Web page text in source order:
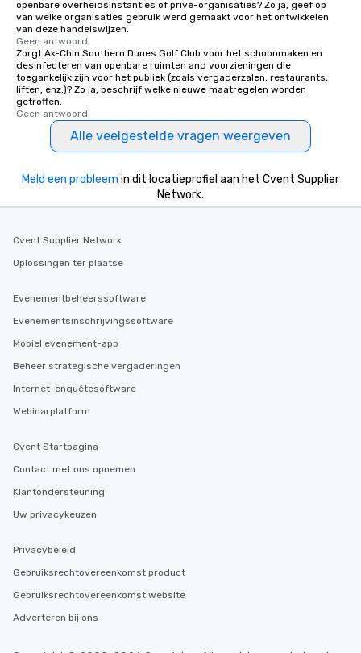
openbare overheidsinstanties of privé-organisaties? Zo ja, geef op
van welke organisaties gebruik werd gemaakt voor het ontwikkelen
van deze handelswijzen.
Geen antwoord.
Zorgt Ak-Chin Southern Dunes Golf Club voor het schoonmaken en
desinfecteren van openbare ruimten and voorzieningen die
toegankelijk zijn voor het publiek (zoals vergaderzalen, restaurants,
liften, enz.)? Zo ja, beschrijf welke nieuwe maatregelen worden
getroffen.
Geen antwoord.
Alle veelgestelde vragen weergeven
Meld een probleem in dit locatieprofiel aan het Cvent Supplier
Network.
Cvent Supplier Network
Oplossingen ter plaatse
Evenementbeheerssoftware
Evenementsinschrijvingssoftware
Mobiel evenement-app
Beheer strategische vergaderingen
Internet-enquêtesoftware
Webinarplatform
Cvent Startpagina
Contact met ons opnemen
Klantondersteuning
Uw privacykeuzen
Privacybeleid
Gebruiksrechtovereenkomst product
Gebruiksrechtovereenkomst website
Adverteren bij ons